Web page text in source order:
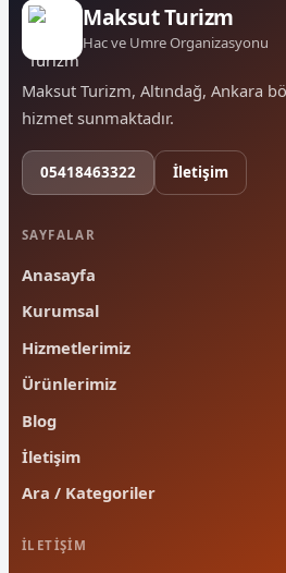
Maksut Turizm
Hac ve Umre Organizasyonu
Maksut Turizm, Altındağ, Ankara
hizmet sunmaktadır.
05418463322 İletişim
SAYFALAR
Anasayfa
Kurumsal
Hizmetlerimiz
Ürünlerimiz
Blog
İletişim
Ara / Kategoriler
İLETIŞIM